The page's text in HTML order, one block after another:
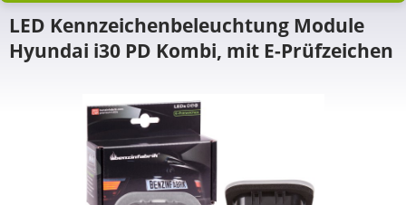
LED Kennzeichenbeleuchtung Module
Hyundai i30 PD Kombi, mit E-Prüfzeichen